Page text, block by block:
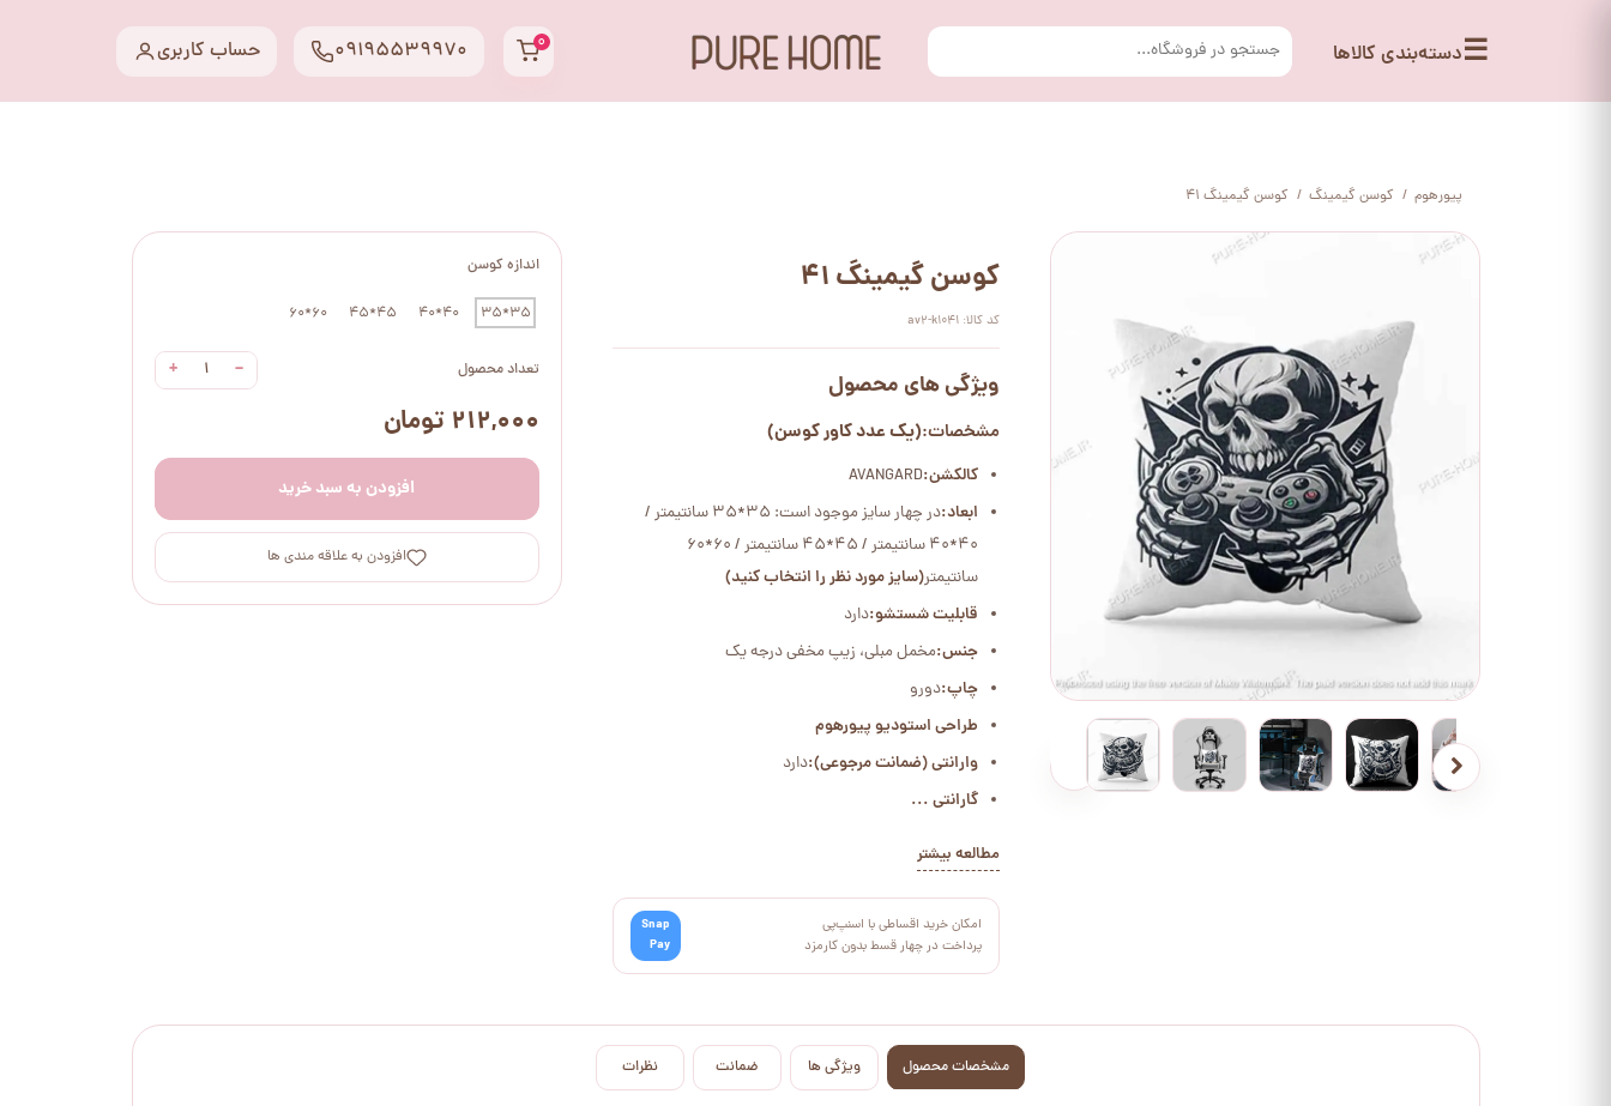
☰دسته‌بندی کالاها ۰ حساب کاربری 09195539970
پیورهوم کوسن گیمینگ کوسن گیمینگ 41
اندازه کوسن
35*35
40*40
45*45
60*60
تعداد محصول −
+
۲۱۲,۰۰۰ تومان
افزودن به سبد خرید
افزودن به علاقه مندی ها
کوسن گیمینگ 41
کد کالا: av2-k1041
ویژگی های محصول
مشخصات:(یک عدد کاور کوسن)
کالکشن:AVANGARD
ابعاد:
در چهار سایز موجود است: 35*35 سانتیمتر /
40*40 سانتیمتر / 45*45 سانتیمتر / 60*60
سانتیمتر(سایز مورد نظر را انتخاب کنید)
قابلیت شستشو:دارد
جنس:مخمل مبلی، زیپ مخفی درجه یک
چاپ:دورو
طراحی استودیو پیورهوم
وارانتی (ضمانت مرجوعی):دارد
گارانتی ...
مطالعه بیشتر
امکان خرید اقساطی با اسنپ‌پی
پرداخت در چهار قسط بدون کارمزد
Snap
Pay
مشخصات محصول ویژگی ها ضمانت نظرات